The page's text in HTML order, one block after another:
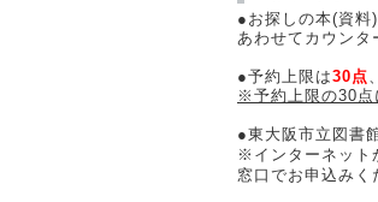
●お探しの本(資料
あわせてカウンタ
●予約上限は30点
※予約上限の30点
●東大阪市立図書
※インターネット
窓口でお申込みく